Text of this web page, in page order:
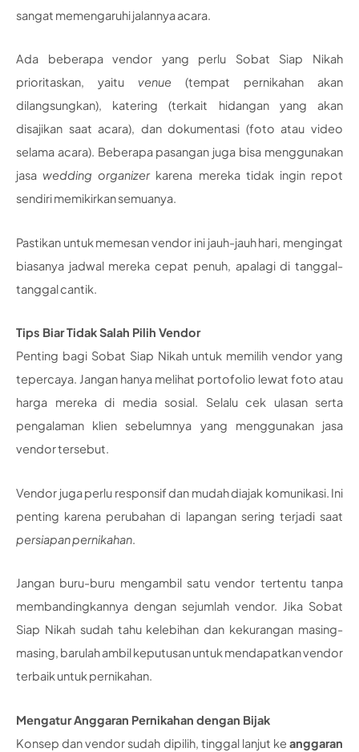
sangat memengaruhi jalannya acara.
Ada beberapa vendor yang perlu Sobat Siap Nikah
prioritaskan, yaitu venue (tempat pernikahan akan
dilangsungkan), katering (terkait hidangan yang akan
disajikan saat acara), dan dokumentasi (foto atau video
selama acara). Beberapa pasangan juga bisa menggunakan
jasawedding organizer karena mereka tidak ingin repot
sendiri memikirkan semuanya.
Pastikan untuk memesan vendor ini jauh-jauh hari, mengingat
biasanya jadwal mereka cepat penuh, apalagi di tanggal-
tanggal cantik.
Tips Biar Tidak Salah Pilih Vendor
Penting bagi Sobat Siap Nikah untuk memilih vendor yang
tepercaya. Jangan hanya melihat portofolio lewat foto atau
harga mereka di media sosial. Selalu cek ulasan serta
pengalaman klien sebelumnya yang menggunakan jasa
vendor tersebut.
Vendor juga perlu responsif dan mudah diajak komunikasi. Ini
penting karena perubahan di lapangan sering terjadi saat
persiapan pernikahan.
Jangan buru-buru mengambil satu vendor tertentu tanpa
membandingkannya dengan sejumlah vendor. Jika Sobat
Siap Nikah sudah tahu kelebihan dan kekurangan masing-
masing, barulah ambil keputusan untuk mendapatkan vendor
terbaik untuk pernikahan.
Mengatur Anggaran Pernikahan dengan Bijak
Konsep dan vendor sudah dipilih, tinggal lanjut ke anggaran